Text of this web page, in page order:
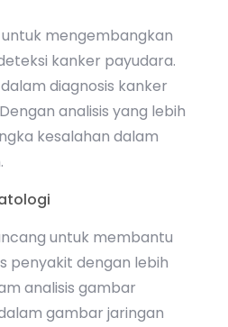
untuk mengembangkan
kanker payudara.
diagnosis kanker
analisis yang lebih
kesalahan dalam
untuk membantu
penyakit dengan lebih
analisis gambar
gambar jaringan